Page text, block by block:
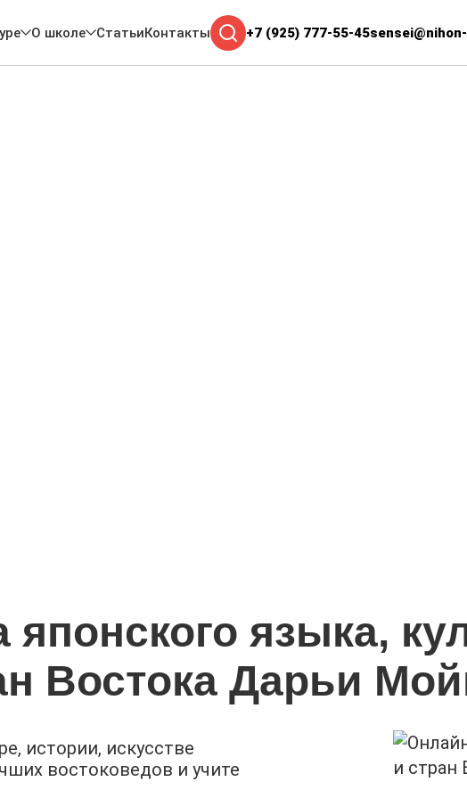
О школе СтатьиКонтакты +7 (925) 777-55-45
языка,
Востока Дарьи
истории, искусстве
востоковедов и учите